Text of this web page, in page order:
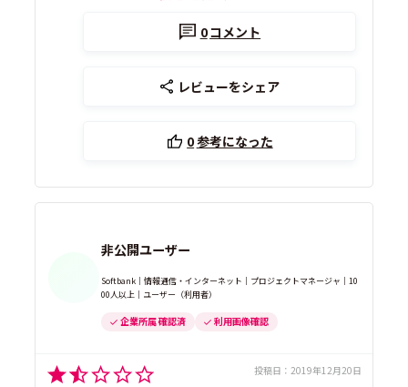
0コメント
レビューをシェア
0参考になった
非公開ユーザー
Softbank｜情報通信・インターネット｜プロジェクトマネージャ｜10
00人以上｜ユーザー（利用者）
企業所属 確認済 利用画像確認
投稿日： 2019年12月20日